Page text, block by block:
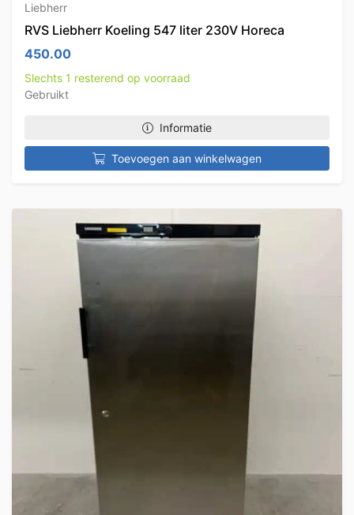
Liebherr
RVS Liebherr Koeling 547 liter 230V Horeca
450.00
Slechts 1 resterend op voorraad
Gebruikt
Informatie
Toevoegen aan winkelwagen